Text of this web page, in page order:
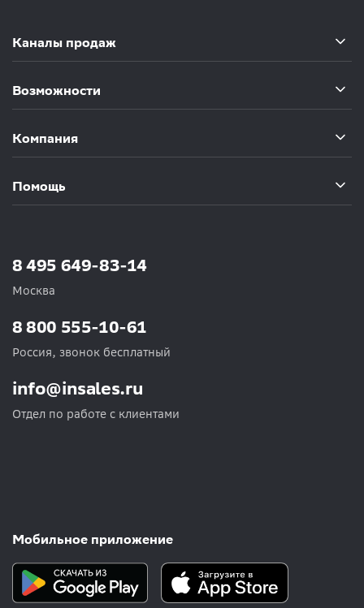
Каналы продаж
Возможности
Компания
Помощь
8 495 649-83-14
Москва
info@insales.ru
Отдел по работе с клиентами
8 800 555-10-61
Россия, звонок бесплатный
Мобильное приложение